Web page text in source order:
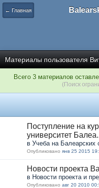
← Главная
Материалы пользователя
Всего 3 материалов
(Поиск
Поступление на
университет
в Учеба на Балеарских
Опубликовано янв 25 2015
Новости проекта
в Новости проекта и
Опубликовано авг 20 2010